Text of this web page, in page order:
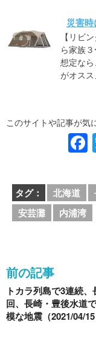
災害時
【リビ
ら家族
想定な
がオスス
このサイトや記事が気
b
タグ： 北海道
安芸灘
内浦湾
前の記事
トカラ列島で3連続、
回、長崎・豊後水道
模な地震（2021/04/15